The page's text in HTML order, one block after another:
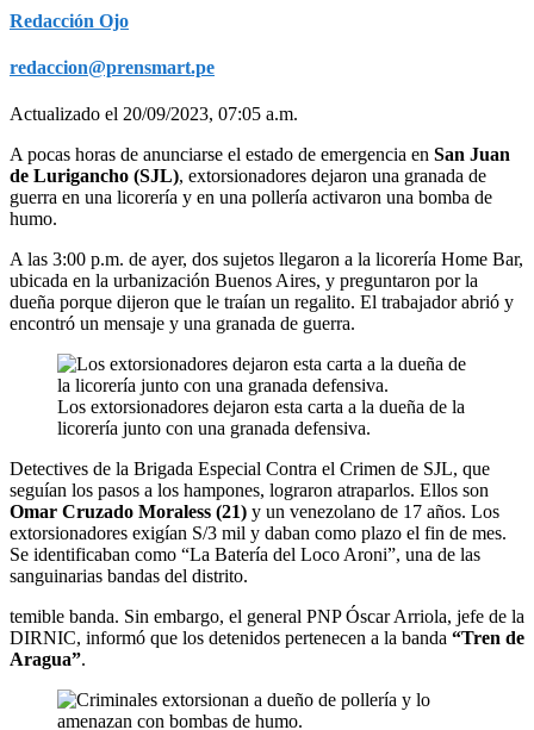
Redacción Ojo
redaccion@prensmart.pe
Actualizado el 20/09/2023, 07:05 a.m.
A pocas horas de anunciarse el estado de emergencia en San Juan
de Lurigancho (SJL), extorsionadores dejaron una granada de
guerra en una licorería y en una pollería activaron una bomba de
humo.
A las 3:00 p.m. de ayer, dos sujetos llegaron a la licorería Home Bar,
ubicada en la urbanización Buenos Aires, y preguntaron por la
dueña porque dijeron que le traían un regalito. El trabajador abrió y
encontró un mensaje y una granada de guerra.
Los extorsionadores dejaron esta carta a la dueña de la
licorería junto con una granada defensiva.
Detectives de la Brigada Especial Contra el Crimen de SJL, que
seguían los pasos a los hampones, lograron atraparlos. Ellos son
Omar Cruzado Moraless (21) y un venezolano de 17 años. Los
extorsionadores exigían S/3 mil y daban como plazo el fin de mes.
Se identificaban como “La Batería del Loco Aroni”, una de las
sanguinarias bandas del distrito.
temible banda. Sin embargo, el general PNP Óscar Arriola, jefe de la
DIRNIC, informó que los detenidos pertenecen a la banda “Tren de
Aragua”.